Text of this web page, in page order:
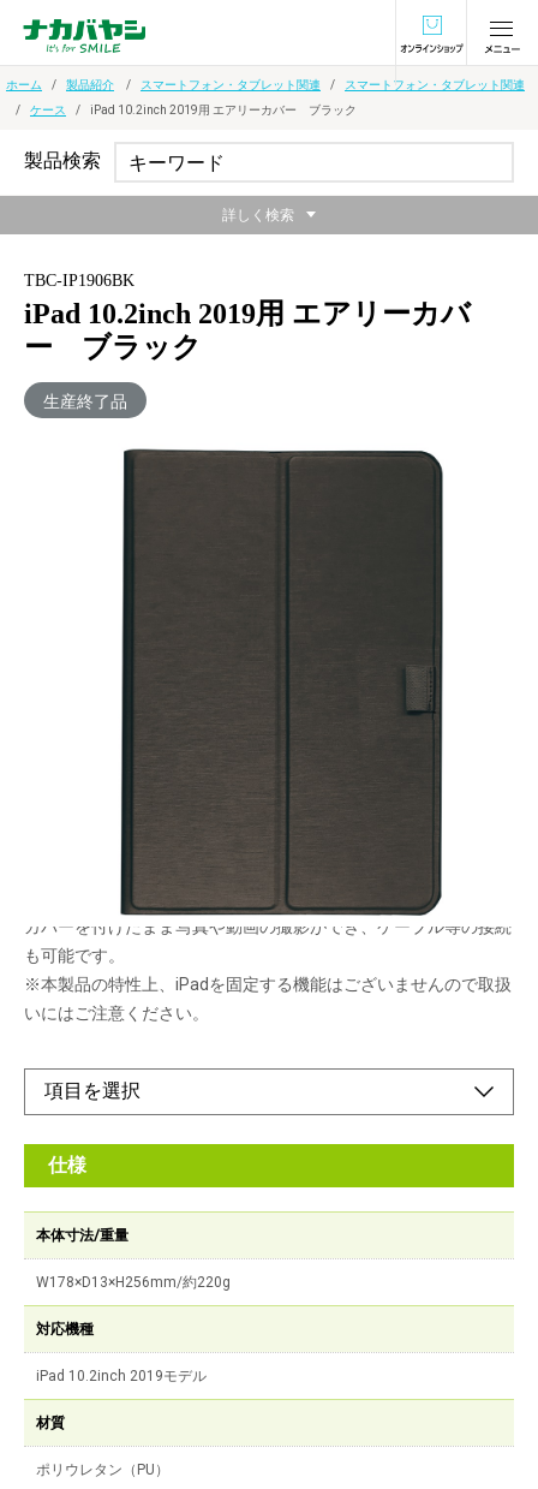
オンラインショ
ホーム 製品紹介 スマートフォン・タブレット関連
スマートフォン・タブレット関連
ケース
iPad 10.2inch 2019用 エアリーカバー ブラック
TBC-IP1906BK
iPad 10.2inch 2019用 エアリーカバ
ー ブラック
生産終了品
カバーを付けたまま写真や動画の撮影ができ、ケーブル等の接続
も可能です。
※本製品の特性上、iPadを固定する機能はございませんので取扱
いにはご注意ください。
仕様
本体寸法/重量
W178×D13×H256mm/約220g
対応機種
iPad 10.2inch 2019モデル
材質
ポリウレタン（PU）
製品検索
詳しく検索